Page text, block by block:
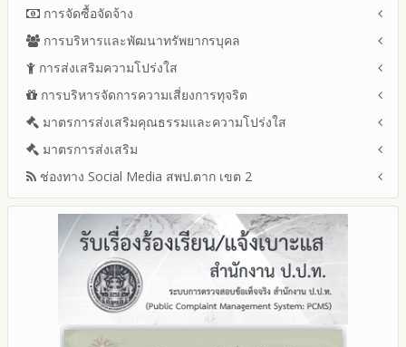
ข้อมูลผู้บริหาร
ข้อมูลการติดต่อและ ช่องทางการสอบถาม
นโยบายคุ้มครองข้อมูลส่วนบุคคล
ข่าวประชาสัมพันธ์
ข่าวสารพัฒนาสำนักงานเกี่ยวข้องกับแนวทางส่งเสริมความ
แผนยุทธศาสตร์หรือแผนพัฒนาสำนักงานเขตพื้นที่การศึกษา
แผนและความก้าวหน้าในการดำเนินงานและการใช้งบประมาณ
ปีงบประมาณ 2569
ปีงบประมาณ 2568
ปีงบประมาณ 2567
ปีงบประมาณ 2566
รายงานผลการดำเนินงานประจำปี
รายงานผลปี 2568
รายงานผลปี 2567
รายงานผลปี 2566
รายงานผลปี 2565
รายงานผลปี 2564
คู่มือหรือแนวทางการปฏิบัติงานของเจ้าหน้าที่
คู่มือหรือแนวทางการขอรับบริการสำหรับผู้รับบริการหรือผู้มา
การจัดซื้อจัดจ้าง
สรุปผลการจัดซื้อจัดจ้างหรือการจัดหาพัสดุรายเดือน ประจำ
ปีงบประมาณ พ.ศ.2569 (แบบ สขร.1)
เขตพื้นที่การศึกษา ประจำปีงบประมาณ พ.ศ. 2568
การบริหารและพัฒนาทรัพยากรบุคล
หลักเกณฑ์และแผนการบริหารและพัฒนาทรัพยากรบุคลล ประจำ
ปีงบประมาณ พ.ศ.2569
รายงานผลการบริหารและพัฒนาทรัพยากรบุคคลประจำ
ปีงบประมาณ
ประมวลจริยธรรมและการขับเคลื่อนจริยธรรม
การส่งเสริมความโปร่งใส
แนวปฏิบัติการจัดการเรื่องร้องเรียนการทุจริตและประพฤติมิชอบ
ช่องทางแจ้งเรื่องร้องเรียนการทุจริตและประพฤติมิชอบ
ข้อมูลสถิติเรื่องร้องเรียนการทุจริตและประพฤติมิชอบ ประจำ
ปีงบประมาณ
การเปิดโอกาสให้มีส่วนร่วมในการดำเนินงานปีงบประมาณ
การบริหารจัดการความเสี่ยงการทุจริต
การขับเคลื่อนนโยบาย No Gift Policy จากการปฏิบัติหน้าที่และ
การเสริมสร้างรู้เกี่ยวกับหลักเกณฑ์การรับทรัพย์สินหรือประโยชน์อื่น
ใดโดยธรรมจรรยาของเจ้าพนักงานของรัฐ
การประเมินความเสี่ยงการทุจริต ในสำนักงานเขตพื้นที่การศึกษา
ประจำปีงบประมาณ
รายงานผลการดำเนินการตามแผนบริหารจัดการความเสี่ยงการ
ทุจริตของสำนักงานเขตพื้นที่การศึกษา ประจำงบประมาณ
มาตรการส่งเสริมคุณธรรมและความโปร่งใส
แผนปฏิบัติการป้องกันการทุจริตประจำปีงบประมาณ
2569
2568
2567
2566
2565
รายงานผลการดำเนินการป้องกันการทุจริตประจำปี
2568
มาตรการส่งเสริม
มาตรการเผยแพร่ข้อมูลต่อสาธารณะ
มาตรการส่งเสริมความโปร่งใสในการจัดซื้อจัดจ้าง
มาตราการจัดการเรื่องร้องเรียนการทุจริต
มาตรการป้องกันการรับสินบน
มาตรการป้องกันการขัดกันระหว่างผลประโยชน์ส่วนตนกับส่วนรวม
มาตรการตรวจสอบการใช้ดุลพินิจ
มาตราการให้ผู้มีส่วนได้ส่วนเสียมีส่วนร่วม
ช่องทาง Social Media สพป.ตาก เขต 2
Q&A / ชมเชย / เสนอแนะ
Facebook เพจ สพป.ตาก 2
Youtube ช่อง สพป.ตาก เขต 2
Youtube เรื่องเล่าข่าวตาก 2